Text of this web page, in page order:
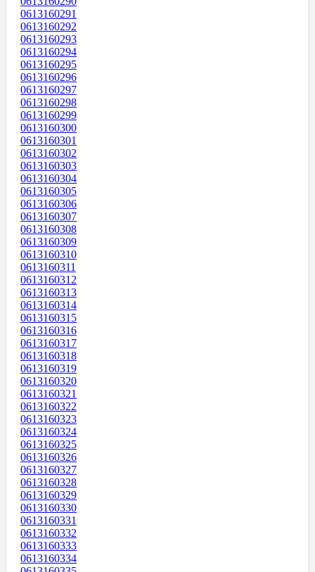
0613160291
0613160292
0613160293
0613160294
0613160295
0613160296
0613160297
0613160298
0613160299
0613160300
0613160301
0613160302
0613160303
0613160304
0613160305
0613160306
0613160307
0613160308
0613160309
0613160310
0613160311
0613160312
0613160313
0613160314
0613160315
0613160316
0613160317
0613160318
0613160319
0613160320
0613160321
0613160322
0613160323
0613160324
0613160325
0613160326
0613160327
0613160328
0613160329
0613160330
0613160331
0613160332
0613160333
0613160334